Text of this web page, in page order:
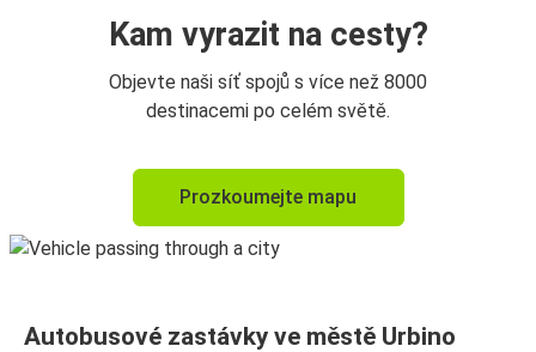
Kam vyrazit na cesty?
Objevte naši síť spojů s více než 8000
destinacemi po celém světě.
Prozkoumejte mapu
Autobusové zastávky ve městě Urbino